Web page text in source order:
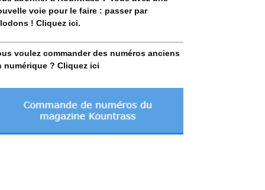
voie pour le faire : passer par
! Cliquez ici.
voulez commander des numéros anciens
numérique ? Cliquez ici